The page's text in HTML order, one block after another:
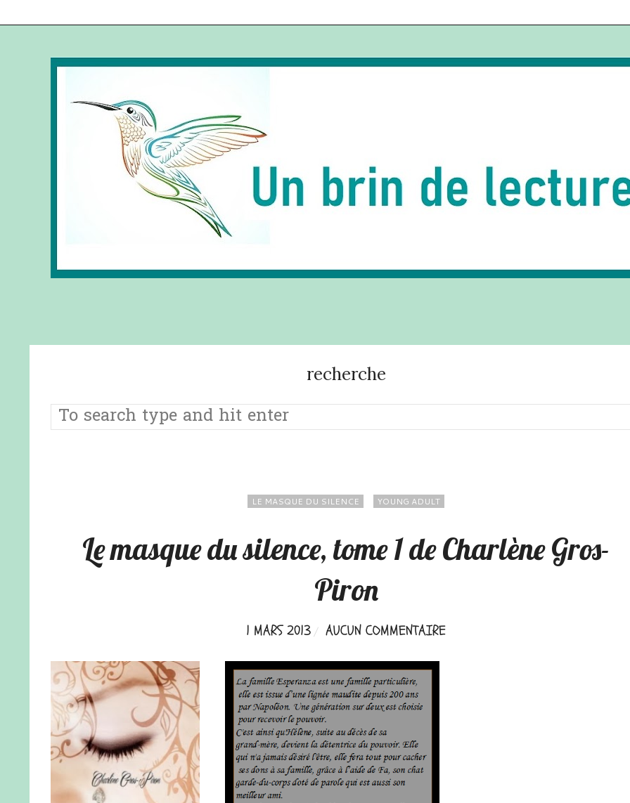
recherche
LE MASQUE DU SILENCE YOUNG ADULT
Le masque du silence, tome 1 de Charlène Gros-
Piron
1 MARS 2013 AUCUN COMMENTAIRE